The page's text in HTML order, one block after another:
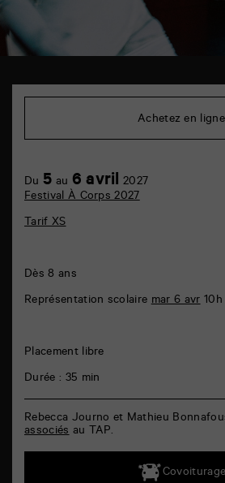
Marne
86000
Achetez en ligne
Du 5 au 6 avril 2027
Festival À Corps 2027
Tarif XS
Dès 8 ans
Représentation scolairemar 6 avr10h
Placement libre
Durée : 35 min
Rebecca Journo et Mathieu
associésau TAP.
Covoiturage